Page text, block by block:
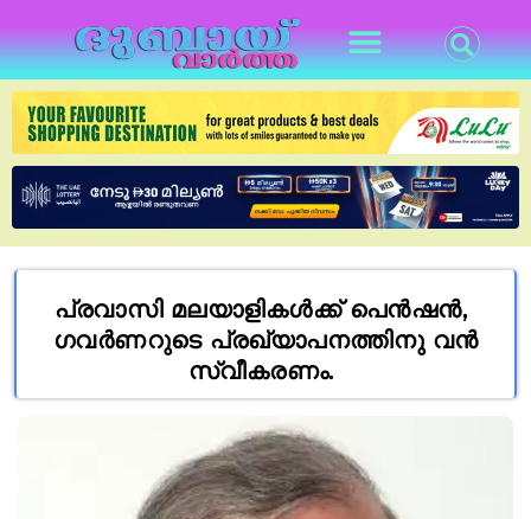
പ്രവാസി മലയാളികൾക്ക് പെൻഷൻ,
ഗവർണറുടെ പ്രഖ്യാപനത്തിനു വൻ
സ്വീകരണം.